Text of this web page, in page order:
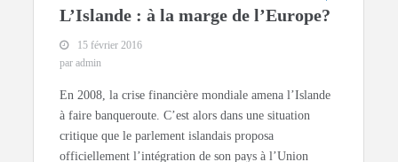
L’Islande : à la marge de l’Europe?
15 février 2016
par admin
En 2008, la crise financière mondiale amena l’Islande
à faire banqueroute. C’est alors dans une situation
critique que le parlement islandais proposa
officiellement l’intégration de son pays à l’Union